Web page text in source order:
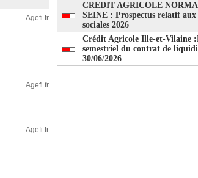
Agefi.fr
Agefi.fr
Agefi.fr
CREDIT AGRICOLE
SEINE : Prospectus relatif
sociales 2026
Crédit Agricole Ille-et-Vilaine
semestriel du contrat de
30/06/2026